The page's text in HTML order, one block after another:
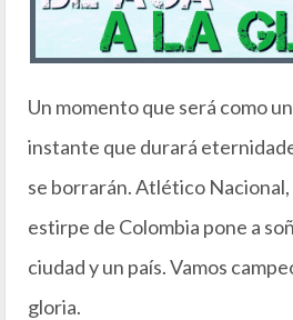
Un momento que será como
instante que durará
se borrarán. Atlético Nacional,
estirpe de Colombia pone a
ciudad y un país. Vamos
gloria.